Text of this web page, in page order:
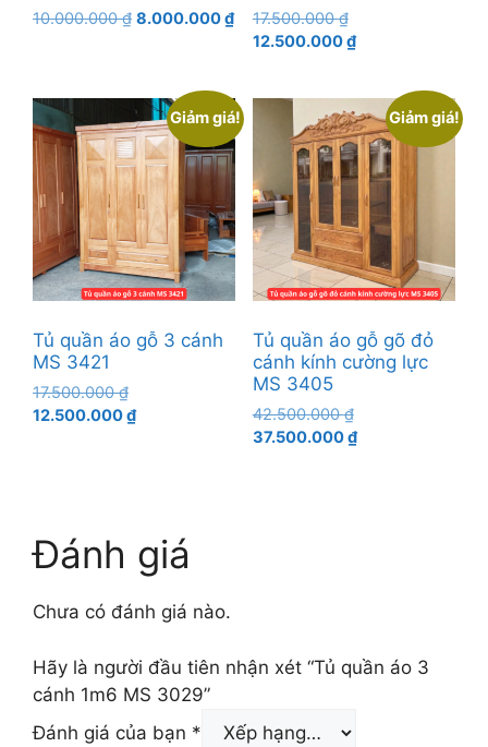
10.000.000₫ Giá
8.000.000₫Giá
hiện
8.000.000 ₫.
17.500.000₫Giá
gốc
12.500.000₫Giá
là:
12.500.000 ₫.
Giảm giá!
Tủ quần áo gỗ 3 cánh
MS 3421
17.500.000₫Giá
gốc
12.500.000₫Giá
Giảm giá!
Tủ quần áo gỗ gõ đỏ
cánh kính cường lực
MS 3405
42.500.000₫Giá
gốc
37.500.000₫Giá
Đánh giá
Chưa có đánh giá nào.
Hãy là người đầu tiên nhận xét “Tủ quần áo 3
cánh 1m6 MS 3029”
Đánh giá của bạn *